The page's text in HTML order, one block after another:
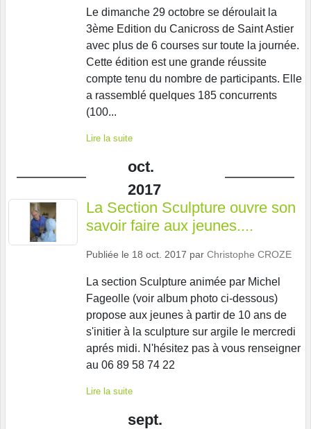
Le dimanche 29 octobre se déroulait la
3ème Edition du Canicross de Saint Astier
avec plus de 6 courses sur toute la journée.
Cette édition est une grande réussite
compte tenu du nombre de participants. Elle
a rassemblé quelques 185 concurrents
(100...
Lire la suite
oct.
2017
La Section Sculpture ouvre son
savoir faire aux jeunes....
Publiée le 18 oct. 2017 par Christophe CROZE
La section Sculpture animée par Michel
Fageolle (voir album photo ci-dessous)
propose aux jeunes à partir de 10 ans de
s'initier à la sculpture sur argile le mercredi
aprés midi. N'hésitez pas à vous renseigner
au 06 89 58 74 22
Lire la suite
sept.